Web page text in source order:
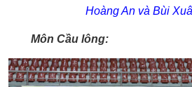
Hoàng An và Bùi
Môn Cầu lông: